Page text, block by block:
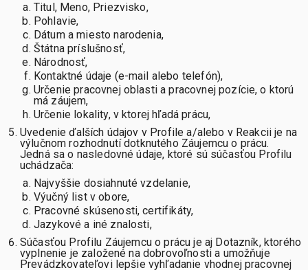
Titul, Meno, Priezvisko,
Pohlavie,
Dátum a miesto narodenia,
Štátna príslušnosť,
Národnosť,
Kontaktné údaje (e-mail alebo telefón),
Určenie pracovnej oblasti a pracovnej pozície, o ktorú
má záujem,
Určenie lokality, v ktorej hľadá prácu,
Uvedenie ďalších údajov v Profile a/alebo v Reakcii je na
výlučnom rozhodnutí dotknutého Záujemcu o prácu.
Jedná sa o nasledovné údaje, ktoré sú súčasťou Profilu
uchádzača:
Najvyššie dosiahnuté vzdelanie,
Výučný list v obore,
Pracovné skúsenosti, certifikáty,
Jazykové a iné znalosti,
Súčasťou Profilu Záujemcu o prácu je aj Dotazník, ktorého
vyplnenie je založené na dobrovoľnosti a umožňuje
Prevádzkovateľovi lepšie vyhľadanie vhodnej pracovnej